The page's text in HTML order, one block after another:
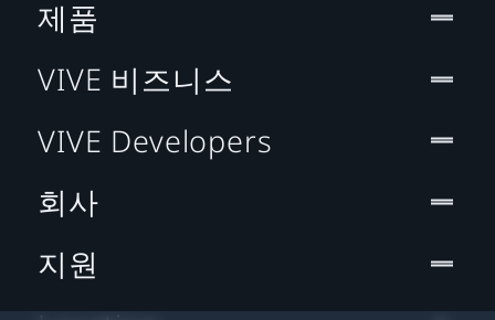
제품
VIVE 비즈니스
VIVE Developers
회사
지원